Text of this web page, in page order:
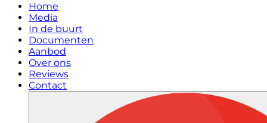
Home
Media
In de buurt
Documenten
Aanbod
Over ons
Reviews
Contact